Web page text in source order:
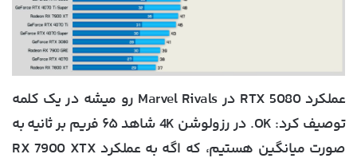
عملکرد RTX 5080 در Marvel Rivals رو میشه در یک کلمه
توصیف کرد: OK. در رزولوشن 4K شاهد ۶۵ فریم بر ثانیه به
صورت میانگین هستیم، که اگه به عملکرد RX 7900 XTX